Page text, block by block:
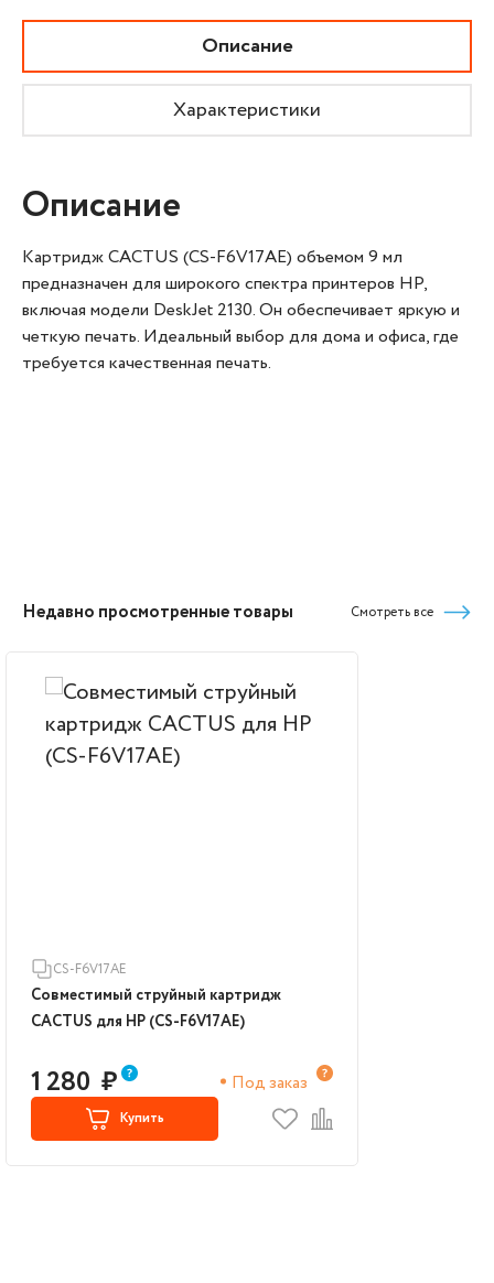
Описание
Характеристики
Описание
Картридж CACTUS (CS-F6V17AE) объемом 9 мл
предназначен для широкого спектра принтеров HP,
включая модели DeskJet 2130. Он обеспечивает яркую и
четкую печать. Идеальный выбор для дома и офиса, где
требуется качественная печать.
Недавно просмотренные товары Смотреть все
CS-F6V17AE
Совместимый струйный картридж
CACTUS для HP (CS-F6V17AE)
1 280 ₽ Под заказ
Купить